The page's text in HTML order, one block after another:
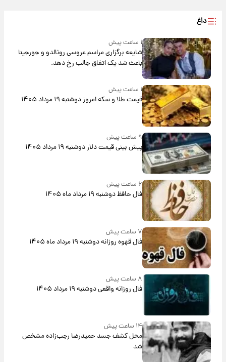
داغ
۱ ساعت پیش
شایعه برگزاری مراسم عروسی رونالدو و جورجینا
باعث شد یک اتفاق جالب رخ دهد.
۱ ساعت پیش
قیمت طلا و سکه امروز دوشنبه ۱۹ مرداد ۱۴۰۵
۹ ساعت پیش
پیش‌ بینی قیمت دلار دوشنبه ۱۹ مرداد ۱۴۰۵
۶ ساعت پیش
فال حافظ دوشنبه ۱۹ مرداد ماه ۱۴۰۵
۷ ساعت پیش
فال قهوه روزانه دوشنبه ۱۹ مرداد ماه ۱۴۰۵
فال روزانه واقعی دوشنبه ۱۹ مرداد ۱۴۰۵
۱۴ ساعت پیش
محل کشف جسد حمیدرضا رجب‌زاده مشخص
شد